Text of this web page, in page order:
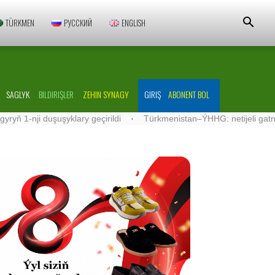
TÜRKMEN РУССКИЙ ENGLISH
SAGLYK BILDIRIŞLER ZEHIN SYNAGY GIRIŞ ABONENT BOL
duşuşyklary geçirildi · Türkmenistan–ÝHHG: netijeli gatnaşyklar